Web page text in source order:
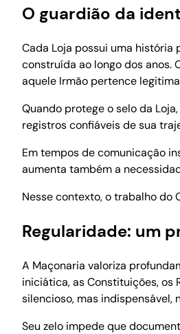
O guardião da
Cada Loja possui uma
construída ao longo dos anos.
aquele Irmão pertence
Quando protege o selo da
registros confiáveis de sua
Em tempos de comunicação
aumenta também a
Nesse contexto, o trabalho do
Regularidade: um
A Maçonaria valoriza
iniciática, as Constituições, os
silencioso, mas indispensável,
Seu zelo impede que